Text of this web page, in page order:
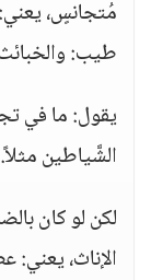
مُتجانسٍ،
طيب:
يقول: ما في
الشَّياطين مثلاً.
لكن لو كان
الإناث،